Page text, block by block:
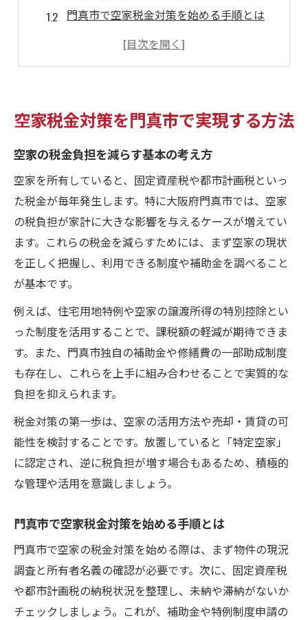
門真市で空家税金対策を始める手順とは
空家の税金相談はどこに相談すべきか
空家活用に役立つ補助金制度の特徴
門真市の空家補助金申請の流れとコツ
空家解体時に使える補助金の活用方法
補助金で空家リフォームを実現する秘訣
賢く空家を活用するための補助金情報
税負担軽減なら空家特例制度が有効
空家の税負担を減らす特例制度の全体像
空家特例制度適用の条件と注意点とは
特例制度を活用した空家売却のメリット
空家の税制優遇措置を最大限に生かす方法
複雑な空家税金申請のポイント解説
空家税金申請の手順と必要な書類まとめ
門真市空家税金申請で失敗しないコツ
空家特例申請時のよくある疑問と対策
空家税金申請で確認すべき要件一覧
空家維持費を減らす補助制度徹底攻略
空家維持費軽減のための補助制度紹介
門真市の空家管理を支える補助金活用術
空家修繕費や管理費の節約ポイントとは
空家税金対策を門真市で実現する方法
空家の税金負担を減らす基本の考え方
空家を所有していると、固定資産税や都市計画税といっ
た税金が毎年発生します。特に大阪府門真市では、空家
の税負担が家計に大きな影響を与えるケースが増えてい
ます。これらの税金を減らすためには、まず空家の現状
を正しく把握し、利用できる制度や補助金を調べること
が基本です。
例えば、住宅用地特例や空家の譲渡所得の特別控除とい
った制度を活用することで、課税額の軽減が期待できま
す。また、門真市独自の補助金や修繕費の一部助成制度
も存在し、これらを上手に組み合わせることで実質的な
負担を抑えられます。
税金対策の第一歩は、空家の活用方法や売却・賃貸の可
能性を検討することです。放置していると「特定空家」
に認定され、逆に税負担が増す場合もあるため、積極的
な管理や活用を意識しましょう。
門真市で空家税金対策を始める手順とは
門真市で空家の税金対策を始める際は、まず物件の現況
調査と所有者名義の確認が必要です。次に、固定資産税
や都市計画税の納税状況を整理し、未納や滞納がないか
チェックしましょう。これが、補助金や特例制度申請の